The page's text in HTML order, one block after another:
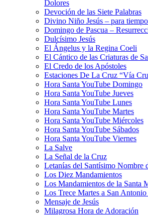
Dolores
Devoción de las Siete Palabras
Divino Niño Jesús – para
Domingo de Pascua –
Dulcísimo Jesús
El Ángelus y la Regina Coeli
El Cántico de las Criaturas de
El Credo de los Apóstoles
Estaciones De La Cruz “Vía
Hora Santa YouTube Domingo
Hora Santa YouTube Jueves
Hora Santa YouTube Lunes
Hora Santa YouTube Martes
Hora Santa YouTube Miércoles
Hora Santa YouTube Sábados
Hora Santa YouTube Viernes
La Salve
La Señal de la Cruz
Letanías del Santísimo Nombre
Los Diez Mandamientos
Los Mandamientos de la Santa
Los Trece Martes a San Antonio
Mensaje de Jesús
Milagrosa Hora de Adoración